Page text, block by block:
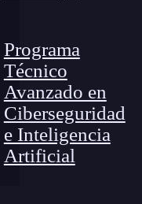
Programa
Técnico
Avanzado en
Ciberseguridad
e Inteligencia
Artificial